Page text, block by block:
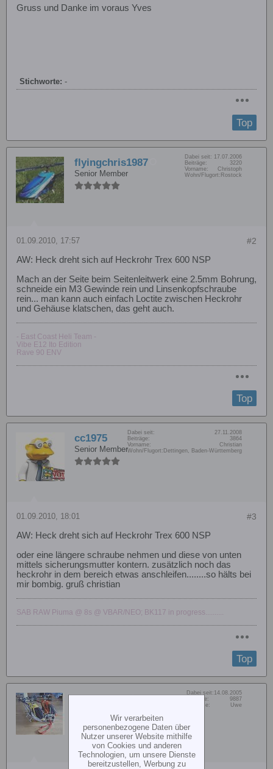
Gruss und Danke im voraus Yves
Stichworte: -
Top
flyingchris1987
Senior Member
Dabei seit: 17.07.2006
Beiträge:
3220
Vorname:
Christoph
Wohn/Flugort: Rostock
#2
01.09.2010, 17:57
AW: Heck dreht sich auf Heckrohr Trex 600 NSP
Mach an der Seite beim Seitenleitwerk eine 2.5mm Bohrung,
schneide ein M3 Gewinde rein und Linsenkopfschraube
rein... man kann auch einfach Loctite zwischen Heckrohr
und Gehäuse klatschen, das geht auch.
- East Coast Heli Team -
Vibe E12 Ito Edition
Rave 90 ENV
Top
cc1975
Senior Member
Dabei seit:
27.11.2008
Beiträge:
3864
Vorname:
Christian
Wohn/Flugort: Dettingen, Baden-Württemberg
#3
01.09.2010, 18:01
AW: Heck dreht sich auf Heckrohr Trex 600 NSP
oder eine längere schraube nehmen und diese von unten
mittels sicherungsmutter kontern. zusätzlich noch das
heckrohr in dem bereich etwas anschleifen........so hälts bei
mir bombig. gruß christian
SAB RAW Piuma @ 8s @ VBAR/NEO; BK117 in progress..........
Top
Uwe Z. Dabei seit: 14.08.2005
Beiträge:
9887
Vorname:
Uwe
Wir verarbeiten
personenbezogene Daten über
Nutzer unserer Website mithilfe
von Cookies und anderen
Technologien, um unsere Dienste
bereitzustellen, Werbung zu